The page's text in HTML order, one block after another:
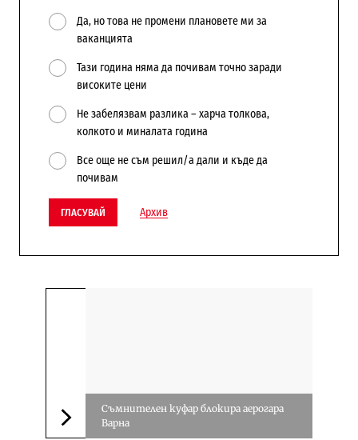
Да, но това не промени плановете ми за
ваканцията
Тази година няма да почивам точно заради
високите цени
Не забелязвам разлика – харча толкова,
колкото и миналата година
Все още не съм решил/а дали и къде да
почивам
ГЛАСУВАЙ Архив
Съмнителен куфар блокира аерогара
Варна